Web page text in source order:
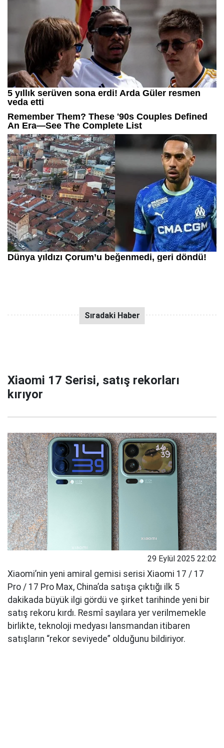
Xiaomi 17 Serisi, satış rekorları
kırıyor
29 Eylül 2025 22:02
Xiaomi’nin yeni amiral gemisi serisi Xiaomi 17 / 17
Pro / 17 Pro Max, China’da satışa çıktığı ilk 5
dakikada büyük ilgi gördü ve şirket tarihinde yeni bir
satış rekoru kırdı. Resmî sayılara yer verilmemekle
birlikte, teknoloji medyası lansmandan itibaren
satışların “rekor seviyede” olduğunu bildiriyor.